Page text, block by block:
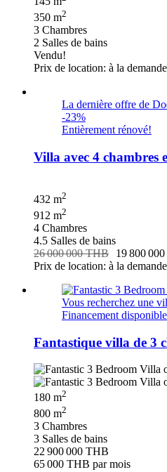
350 m2
3 Chambres
2 Salles de bains
Vendu!
Prix de location: à la demande
La dernière offre de
-23%
Entièrement rénové!
Villa avec 4 chambres
432 m2
912 m2
4 Chambres
4.5 Salles de bains
26 000 000 THB
19 800
Prix de location: à la demande
Vous recherchez une
Financement
Fantastique villa de 3
180 m2
800 m2
3 Chambres
3 Salles de bains
22 900 000 THB
65 000 THB par mois